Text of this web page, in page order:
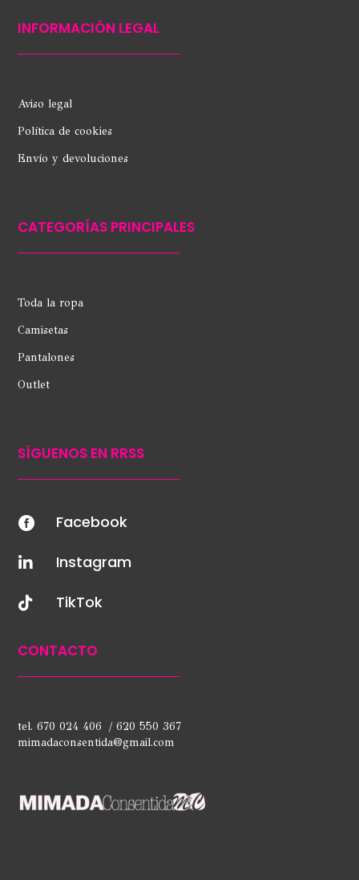
INFORMACIÓN LEGAL
Aviso legal
Política de cookies
Envío y devoluciones
CATEGORÍAS PRINCIPALES
Toda la ropa
Camisetas
Pantalones
Outlet
SÍGUENOS EN RRSS
 Facebook
 Instagram
 TikTok
CONTACTO
tel. 670 024 406 / 620 550 367
mimadaconsentida@gmail.com